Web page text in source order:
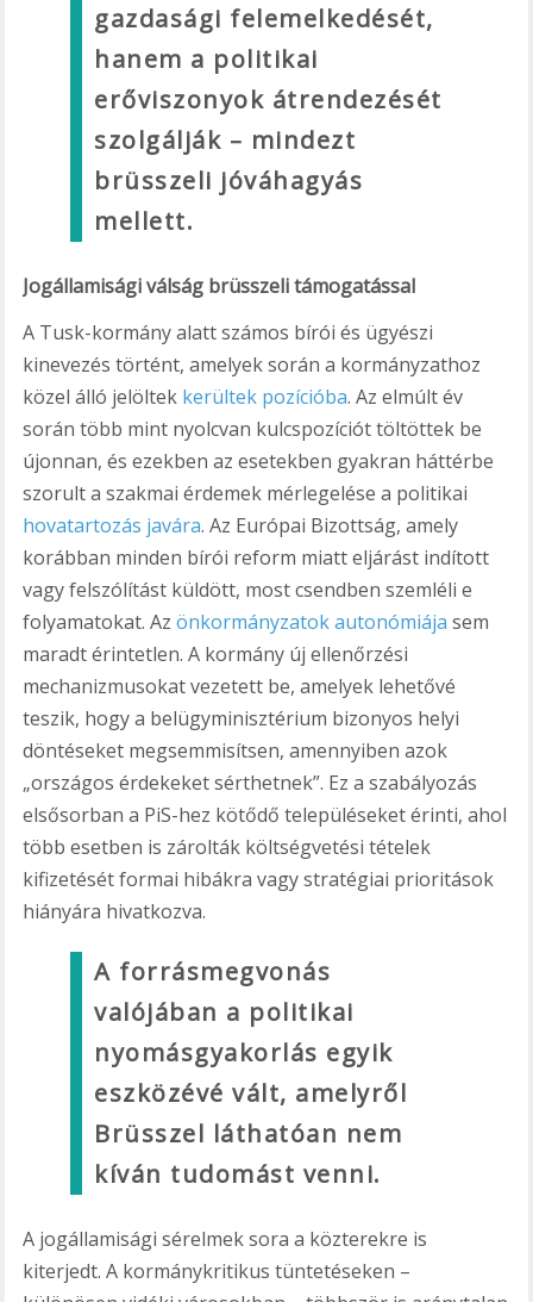
gazdasági felemelkedését,
hanem a politikai
erőviszonyok átrendezését
szolgálják – mindezt
brüsszeli jóváhagyás
mellett.
Jogállamisági válság brüsszeli támogatással
A Tusk-kormány alatt számos bírói és ügyészi
kinevezés történt, amelyek során a kormányzathoz
közel álló jelöltek kerültek pozícióba. Az elmúlt év
során több mint nyolcvan kulcspozíciót töltöttek be
újonnan, és ezekben az esetekben gyakran háttérbe
szorult a szakmai érdemek mérlegelése a politikai
hovatartozás javára. Az Európai Bizottság, amely
korábban minden bírói reform miatt eljárást indított
vagy felszólítást küldött, most csendben szemléli e
folyamatokat. Azönkormányzatok autonómiája sem
maradt érintetlen. A kormány új ellenőrzési
mechanizmusokat vezetett be, amelyek lehetővé
teszik, hogy a belügyminisztérium bizonyos helyi
döntéseket megsemmisítsen, amennyiben azok
„országos érdekeket sérthetnek”. Ez a szabályozás
elsősorban a PiS-hez kötődő településeket érinti, ahol
több esetben is zárolták költségvetési tételek
kifizetését formai hibákra vagy stratégiai prioritások
hiányára hivatkozva.
A forrásmegvonás
valójában a politikai
nyomásgyakorlás egyik
eszközévé vált, amelyről
Brüsszel láthatóan nem
kíván tudomást venni.
A jogállamisági sérelmek sora a közterekre is
kiterjedt. A kormánykritikus tüntetéseken –